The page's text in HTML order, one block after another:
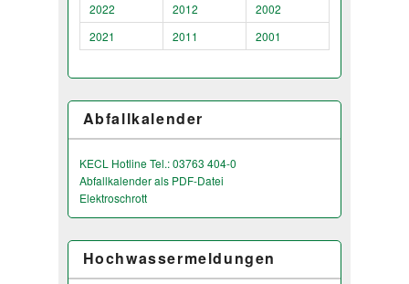
2022
2012
2002
2021
2011 2001
Abfallkalender
KECL Hotline Tel.: 03763 404-0
Abfallkalender als PDF-Datei
Elektroschrott
Hochwassermeldungen